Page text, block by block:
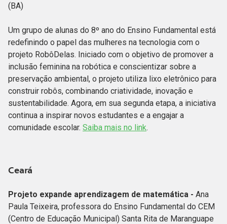
(BA)
Um grupo de alunas do 8º ano do Ensino Fundamental está
redefinindo o papel das mulheres na tecnologia com o
projeto RobôDelas. Iniciado com o objetivo de promover a
inclusão feminina na robótica e conscientizar sobre a
preservação ambiental, o projeto utiliza lixo eletrônico para
construir robôs, combinando criatividade, inovação e
sustentabilidade. Agora, em sua segunda etapa, a iniciativa
continua a inspirar novos estudantes e a engajar a
comunidade escolar. Saiba mais no link.
Ceará
Projeto expande aprendizagem de matemática - Ana
Paula Teixeira, professora do Ensino Fundamental do CEM
(Centro de Educação Municipal) Santa Rita de Maranguape